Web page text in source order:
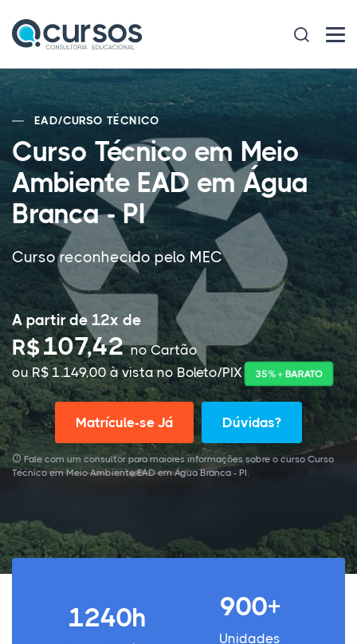
EAD/CURSO TÉCNICO
Curso Técnico em Meio
Ambiente EAD em Água
Branca - PI
Curso reconhecido pelo MEC
A partir de 12x de
R$107,42no Cartão
ou R$ 1.149,00 à vista no Boleto/PIX
35% + BARATO
Matrícule-se Já Dúvidas?
Fale com um consultor para maiores informações sobre o curso Curso
Técnico em Meio Ambiente EAD em Água Branca - PI.
1240h 900+
Unidades